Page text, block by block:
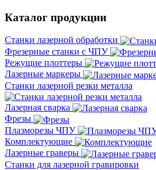
Каталог продукции
Станки лазерной обработки
Фрезерные станки с ЧПУ
Режущие плоттеры
Лазерные маркеры
Станки лазерной резки металла
Лазерная сварка
Фрезы
Плазморезы ЧПУ
Комплектующие
Лазерные граверы
Станки для лазерной гравировки